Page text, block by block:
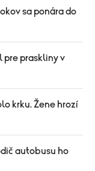
sa ponára do
pre praskliny v
krku. Žene hrozí
autobusu ho